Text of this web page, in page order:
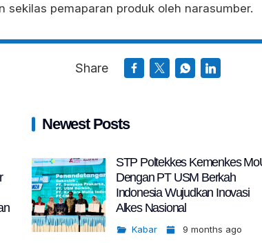
pemaparan produk oleh narasumber.
Share
Newest Posts
STP Poltekkes Kemenkes
Dengan PT USM Berkah
Indonesia Wujudkan Inovasi
Alkes Nasional
Kabar 9 months ago